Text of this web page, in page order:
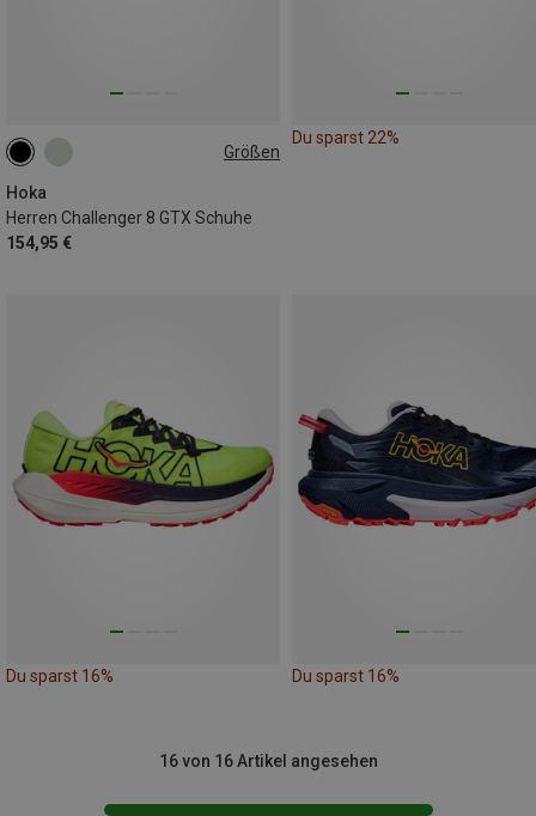
Größen
Hoka
Herren Challenger 8 GTX Schuhe
154,95 €
Du sparst 22%
Du sparst 16% Du sparst 16%
16 von 16 Artikel angesehen